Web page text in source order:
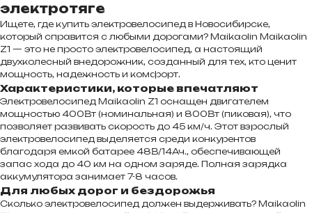
электротяге
Ищете, где купить электровелосипед в Новосибирске,
который справится с любыми дорогами? Maikaolin Maikaolin
Z1 — это не просто электровелосипед, а настоящий
двухколесный внедорожник, созданный для тех, кто ценит
мощность, надежность и комфорт.
Характеристики, которые впечатляют
Электровелосипед Maikaolin Z1 оснащен двигателем
мощностью 400Вт (номинальная) и 800Вт (пиковая), что
позволяет развивать скорость до 45 км/ч. Этот взрослый
электровелосипед выделяется среди конкурентов
благодаря емкой батарее 48В/14Ач., обеспечивающей
запас хода до 40 км на одном заряде. Полная зарядка
аккумулятора занимает 7-8 часов.
Для любых дорог и бездорожья
Сколько электровелосипед должен выдерживать? Maikaolin